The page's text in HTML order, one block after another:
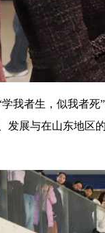
我者生，似我者
发展与在山东地区